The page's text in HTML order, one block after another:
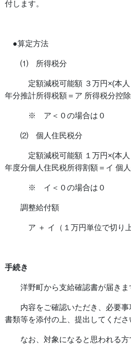
付します。
●算定方法
⑴ 所得税分
定額減税可能額 ３万円×(本人
年分推計所得税額＝ア 所得税分控
※ ア＜０の場合は０
⑵ 個人住民税分
定額減税可能額 １万円×(本人
年度分個人住民税所得割額＝イ 個
※ イ＜０の場合は０
調整給付額
ア ＋ イ（１万円単位で切り上
手続き
洋野町から支給確認書が届きま
内容をご確認いただき、必要事
書類等を添付の上、提出してくださ
なお、対象になると思われる方